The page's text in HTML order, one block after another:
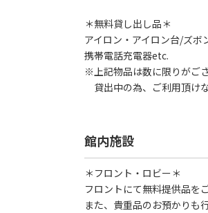
＊無料貸し出し品＊
アイロン・アイロン台/ズ
携帯電話充電器etc.
※上記物品は数に限りがござ
貸出中の為、ご利用頂け
館内施設
＊フロント・ロビー＊
フロントにて無料提供品を
また、貴重品のお預かりも